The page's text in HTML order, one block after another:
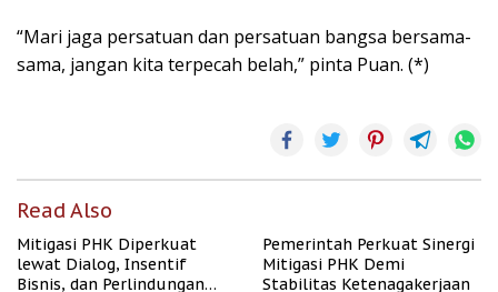
“Mari jaga persatuan dan persatuan bangsa bersama-
sama, jangan kita terpecah belah,” pinta Puan. (*)
Read Also
Mitigasi PHK Diperkuat
lewat Dialog, Insentif
Bisnis, dan Perlindungan
Pemerintah Perkuat Sinergi
Mitigasi PHK Demi
Stabilitas Ketenagakerjaan